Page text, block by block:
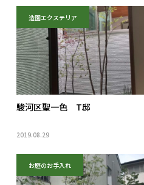
造園エクステリア
駿河区聖一色 T邸
2019.08.29
お庭のお手入れ